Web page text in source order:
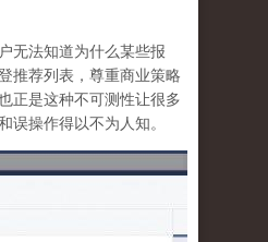
无法知道为什么某些报
推荐列表，尊重商业策略
正是这种不可测性让很多
误操作得以不为人知。